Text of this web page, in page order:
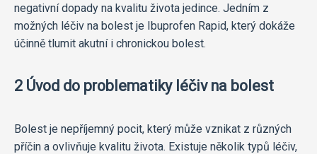
negativní dopady na kvalitu života jedince. Jedním z
možných léčiv na bolest je Ibuprofen Rapid, který dokáže
účinně tlumit akutní i chronickou bolest.
2 Úvod do problematiky léčiv na bolest
Bolest je nepříjemný pocit, který může vznikat z různých
příčin a ovlivňuje kvalitu života. Existuje několik typů léčiv,